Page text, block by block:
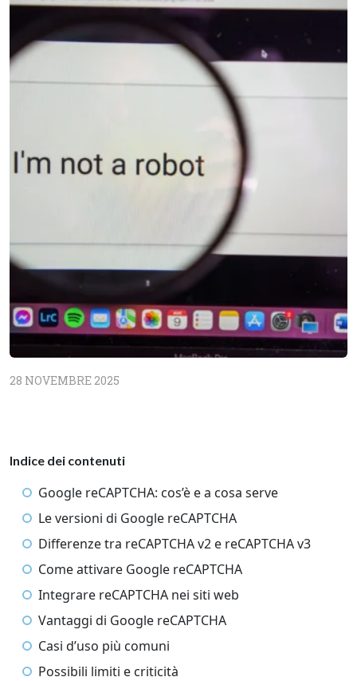
28 NOVEMBRE 2025
Indice dei contenuti
Google reCAPTCHA: cos’è e a cosa serve
Le versioni di Google reCAPTCHA
Differenze tra reCAPTCHA v2 e reCAPTCHA v3
Come attivare Google reCAPTCHA
Integrare reCAPTCHA nei siti web
Vantaggi di Google reCAPTCHA
Casi d’uso più comuni
Possibili limiti e criticità